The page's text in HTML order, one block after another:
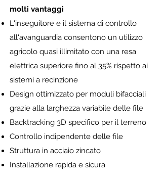
molti vantaggi
L'inseguitore e il sistema di controllo
all'avanguardia consentono un utilizzo
agricolo quasi illimitato con una resa
elettrica superiore fino al 35% rispetto ai
sistemi a recinzione
Design ottimizzato per moduli bifacciali
grazie alla larghezza variabile delle file
Backtracking 3D specifico per il terreno
Controllo indipendente delle file
Struttura in acciaio zincato
Installazione rapida e sicura